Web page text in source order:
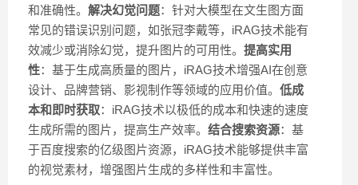
和准确性。 解决幻觉问题：针对大模型在文生图方面
常见的错误识别问题，如张冠李戴等，iRAG技术能有
效减少或消除幻觉，提升图片的可用性。 提高实用
性：基于生成高质量的图片，iRAG技术增强AI在创意
设计、品牌营销、影视制作等领域的应用价值。 低成
本和即时获取：iRAG技术以极低的成本和快速的速度
生成所需的图片，提高生产效率。 结合搜索资源：基
于百度搜索的亿级图片资源，iRAG技术能够提供丰富
的视觉素材，增强图片生成的多样性和丰富性。